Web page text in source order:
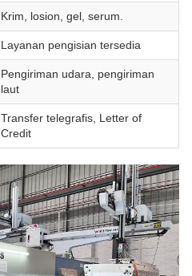
Krim, losion, gel, serum.
Layanan pengisian tersedia
Pengiriman udara, pengiriman
laut
Transfer telegrafis, Letter of
Credit